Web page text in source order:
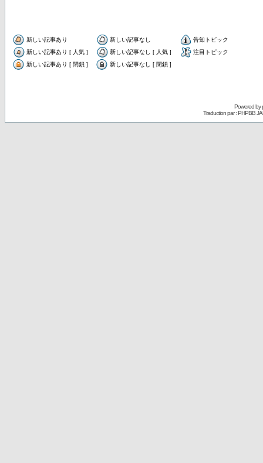
新しい記事あり 新しい記事なし
告知トピック
新しい記事あり [ 人気 ]
新しい記事なし [ 人気 ]
注目トピック
新しい記事あり [ 閉鎖 ]
新しい記事なし [ 閉鎖 ]
Powered by
Traduction par : PHPBB